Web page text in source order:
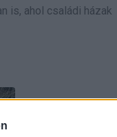
is, ahol családi házak